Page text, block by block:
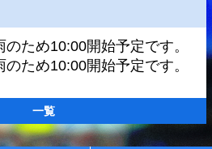
のため10:00開始予定です。
ため10:00開始予定です。
一覧